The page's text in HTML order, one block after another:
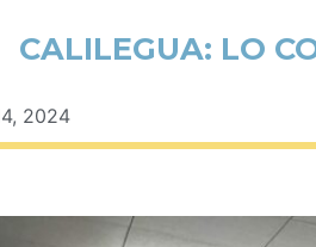
CALILEGUA: LO
2024